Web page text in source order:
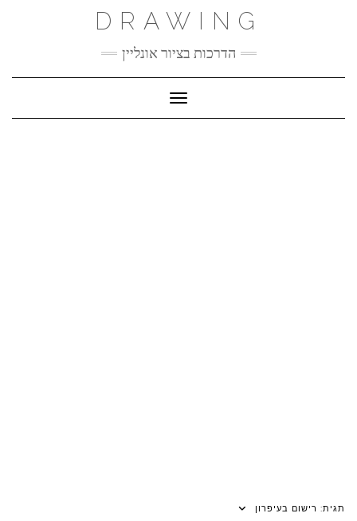
DRAWING
הדרכות בציור אונליין
Toggle Navigation
תגית: רישום בעיפרון